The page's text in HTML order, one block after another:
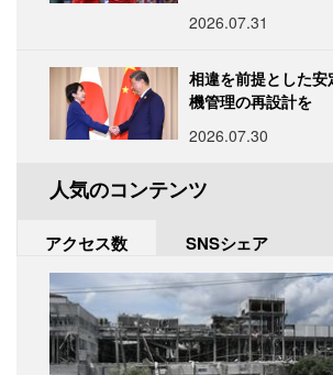
2026.07.31
相違を前提とした
機管理の再設計を
2026.07.30
人気のコンテンツ
アクセス数 SNSシェア